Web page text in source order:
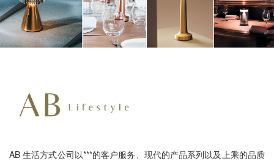
AB 生活方式公司以***的客户服务、现代的产品系列以及上乘的品质